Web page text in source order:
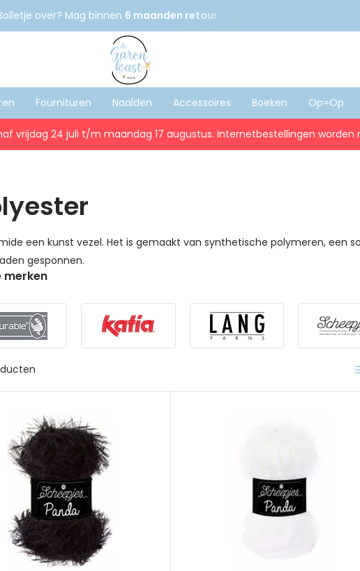
over? Mag binnen 6 maanden retour
Fournituren Naalden Accessoires Boeken Op=Op
vrijdag 24 juli t/m maandag 17 augustus. Internetbestellingen worden
een kunst vezel. Het is gemaakt van synthetische polymeren, een
gesponnen.
merken